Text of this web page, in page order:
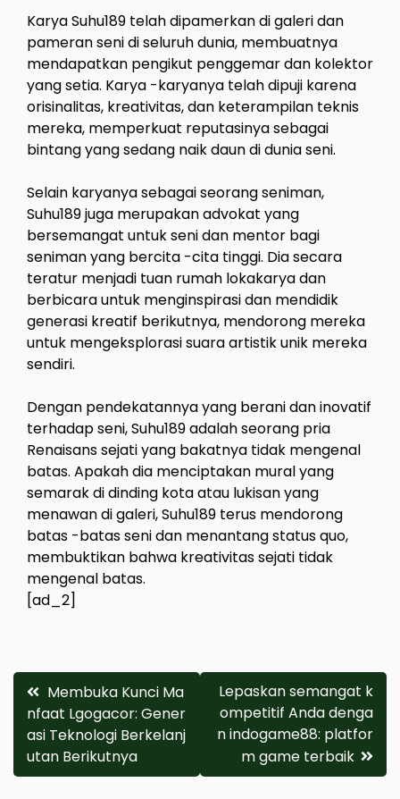
Karya Suhu189 telah dipamerkan di galeri dan
pameran seni di seluruh dunia, membuatnya
mendapatkan pengikut penggemar dan kolektor
yang setia. Karya -karyanya telah dipuji karena
orisinalitas, kreativitas, dan keterampilan teknis
mereka, memperkuat reputasinya sebagai
bintang yang sedang naik daun di dunia seni.
Selain karyanya sebagai seorang seniman,
Suhu189 juga merupakan advokat yang
bersemangat untuk seni dan mentor bagi
seniman yang bercita -cita tinggi. Dia secara
teratur menjadi tuan rumah lokakarya dan
berbicara untuk menginspirasi dan mendidik
generasi kreatif berikutnya, mendorong mereka
untuk mengeksplorasi suara artistik unik mereka
sendiri.
Dengan pendekatannya yang berani dan inovatif
terhadap seni, Suhu189 adalah seorang pria
Renaisans sejati yang bakatnya tidak mengenal
batas. Apakah dia menciptakan mural yang
semarak di dinding kota atau lukisan yang
menawan di galeri, Suhu189 terus mendorong
batas -batas seni dan menantang status quo,
membuktikan bahwa kreativitas sejati tidak
mengenal batas.
[ad_2]
Post
navigation
Membuka Kunci Ma
nfaat Lgogacor: Gener
asi Teknologi Berkelanj
utan Berikutnya
Lepaskan semangat k
ompetitif Anda denga
n indogame88: platfor
m game terbaik